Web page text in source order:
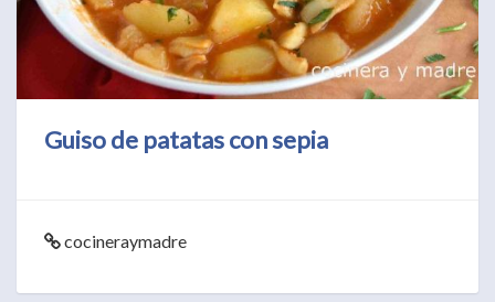
Guiso de patatas con sepia
cocineraymadre